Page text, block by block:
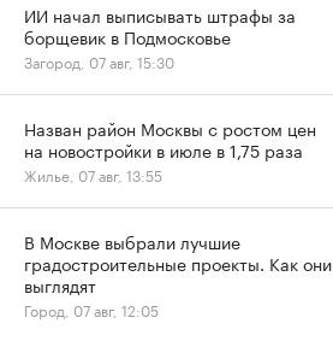
ИИ начал выписывать штрафы за
борщевик в Подмосковье
Загород, 07 авг, 15:30
Назван район Москвы с ростом цен
на новостройки в июле в 1,75 раза
Жилье, 07 авг, 13:55
В Москве выбрали лучшие
градостроительные проекты. Как они
выглядят
Город, 07 авг, 12:05